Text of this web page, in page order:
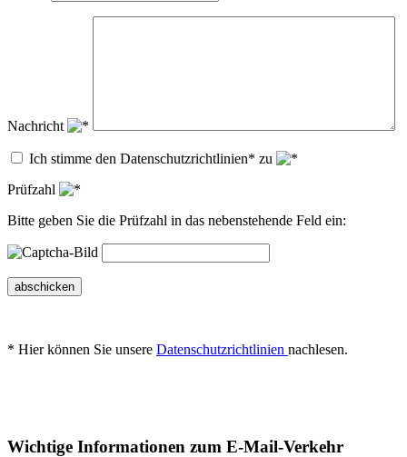
Nachricht
Ich stimme den Datenschutzrichtlinien* zu
Prüfzahl
Bitte geben Sie die Prüfzahl in das nebenstehende Feld ein:
abschicken
* Hier können Sie unsere Datenschutzrichtlinien nachlesen.
Wichtige Informationen zum E-Mail-Verkehr